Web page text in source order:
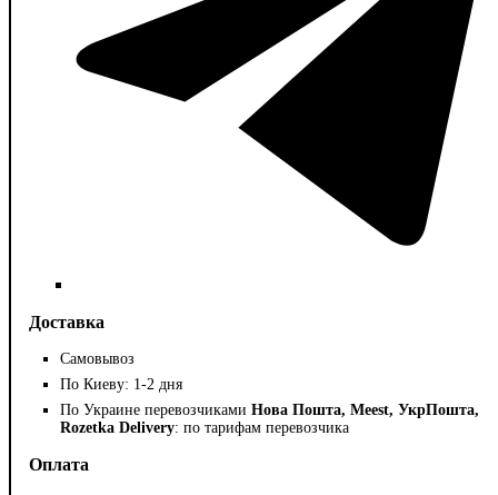
Доставка
Самовывоз
По Киеву: 1-2 дня
По Украине перевозчиками Нова Пошта, Meest, УкрПошта,
Rozetka Delivery: по тарифам перевозчика
Оплата